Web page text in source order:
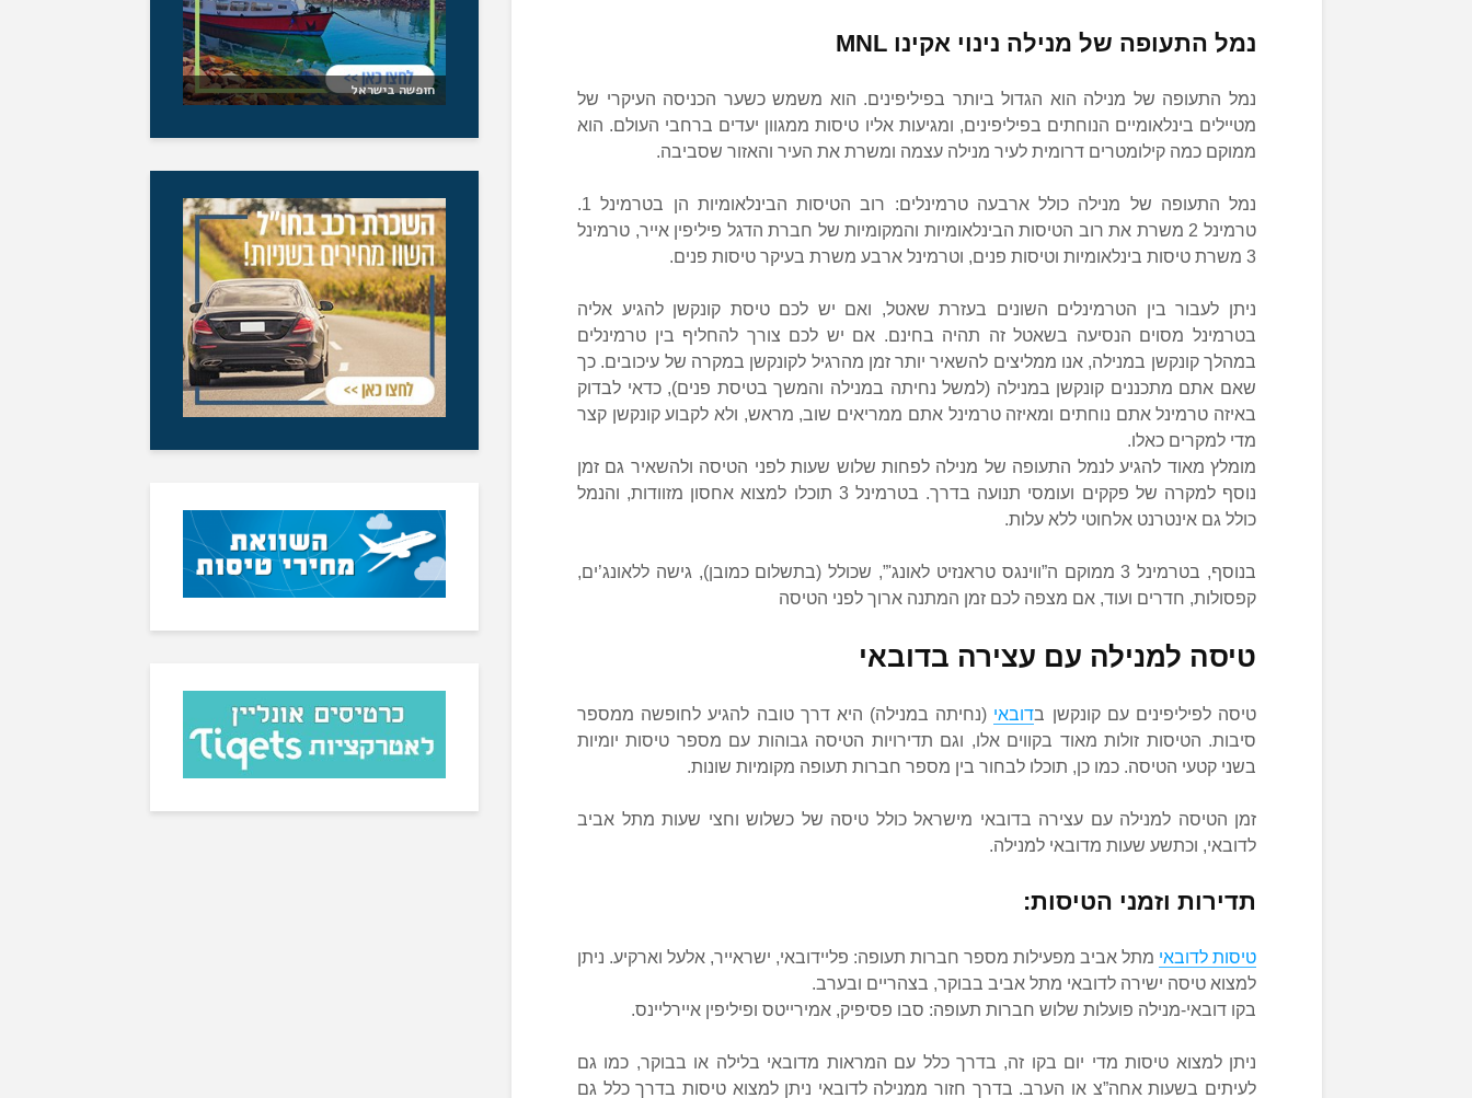
נמל התעופה של מנילה נינוי אקינו MNL
נמל התעופה של מנילה הוא הגדול ביותר בפיליפינים. הוא משמש כשער הכניסה העיקרי של
מטיילים בינלאומיים הנוחתים בפיליפינים, ומגיעות אליו טיסות ממגוון יעדים ברחבי העולם. הוא
ממוקם כמה קילומטרים דרומית לעיר מנילה עצמה ומשרת את העיר והאזור שסביבה.
נמל התעופה של מנילה כולל ארבעה טרמינלים: רוב הטיסות הבינלאומיות הן בטרמינל 1.
טרמינל 2 משרת את רוב הטיסות הבינלאומיות והמקומיות של חברת הדגל פיליפין אייר, טרמינל
3 משרת טיסות בינלאומיות וטיסות פנים, וטרמינל ארבע משרת בעיקר טיסות פנים.
ניתן לעבור בין הטרמינלים השונים בעזרת שאטל, ואם יש לכם טיסת קונקשן להגיע אליה
בטרמינל מסוים הנסיעה בשאטל זה תהיה בחינם. אם יש לכם צורך להחליף בין טרמינלים
במהלך קונקשן במנילה, אנו ממליצים להשאיר יותר זמן מהרגיל לקונקשן במקרה של עיכובים. כך
שאם אתם מתכננים קונקשן במנילה (למשל נחיתה במנילה והמשך בטיסת פנים), כדאי לבדוק
באיזה טרמינל אתם נוחתים ומאיזה טרמינל אתם ממריאים שוב, מראש, ולא לקבוע קונקשן קצר
מדי למקרים כאלו.
מומלץ מאוד להגיע לנמל התעופה של מנילה לפחות שלוש שעות לפני הטיסה ולהשאיר גם זמן
נוסף למקרה של פקקים ועומסי תנועה בדרך. בטרמינל 3 תוכלו למצוא אחסון מזוודות, והנמל
כולל גם אינטרנט אלחוטי ללא עלות.
בנוסף, בטרמינל 3 ממוקם ה”ווינגס טראנזיט לאונג'”, שכולל (בתשלום כמובן), גישה ללאונג’ים,
קפסולות, חדרים ועוד, אם מצפה לכם זמן המתנה ארוך לפני הטיסה
טיסה למנילה עם עצירה בדובאי
טיסה לפיליפינים עם קונקשן בדובאי (נחיתה במנילה) היא דרך טובה להגיע לחופשה ממספר
סיבות. הטיסות זולות מאוד בקווים אלו, וגם תדירויות הטיסה גבוהות עם מספר טיסות יומיות
בשני קטעי הטיסה. כמו כן, תוכלו לבחור בין מספר חברות תעופה מקומיות שונות.
זמן הטיסה למנילה עם עצירה בדובאי מישראל כולל טיסה של כשלוש וחצי שעות מתל אביב
לדובאי, וכתשע שעות מדובאי למנילה.
תדירות וזמני הטיסות:
טיסות לדובאי מתל אביב מפעילות מספר חברות תעופה: פליידובאי, ישראייר, אלעל וארקיע. ניתן
למצוא טיסה ישירה לדובאי מתל אביב בבוקר, בצהריים ובערב.
בקו דובאי-מנילה פועלות שלוש חברות תעופה: סבו פסיפיק, אמירייטס ופיליפין איירליינס.
ניתן למצוא טיסות מדי יום בקו זה, בדרך כלל עם המראות מדובאי בלילה או בבוקר, כמו גם
לעיתים בשעות אחה”צ או הערב. בדרך חזור ממנילה לדובאי ניתן למצוא טיסות בדרך כלל גם
חופשה בישראל